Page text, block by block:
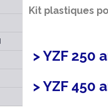
Kit plastiques
> YZF 250
> YZF 450